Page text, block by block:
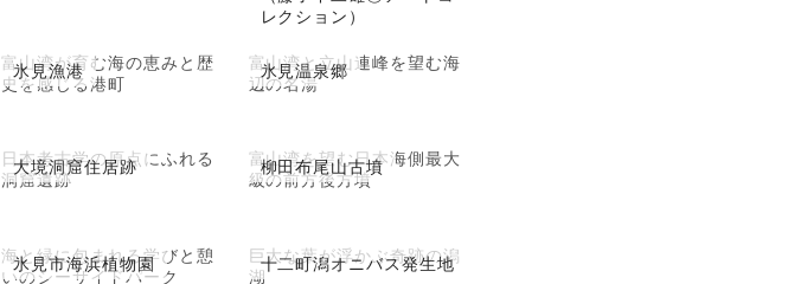
レクション）
氷見漁港
富山湾が育む海の恵みと歴
史を感じる港町
氷見温泉郷
富山湾と立山連峰を望む海
辺の名湯
大境洞窟住居跡
日本考古学の原点にふれる
洞窟遺跡
柳田布尾山古墳
富山湾を望む日本海側最大
級の前方後方墳
氷見市海浜植物園
海と緑に包まれる学びと憩
いのシーサイドパーク
十二町潟オニバス発生地
巨大な葉が浮かぶ奇跡の潟
湖